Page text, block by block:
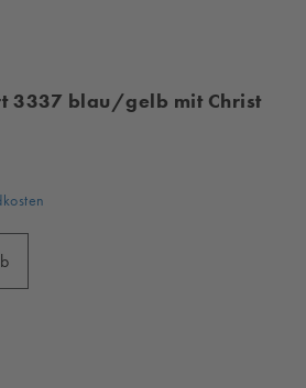
3337 blau/gelb mit Christ